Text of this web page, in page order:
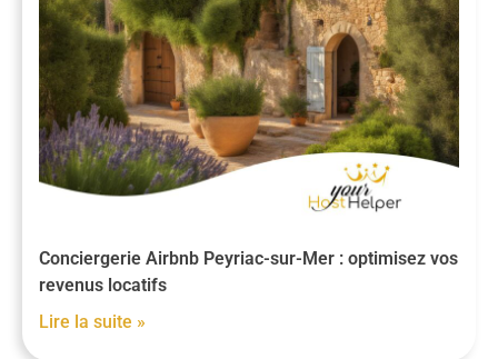
Conciergerie Airbnb Peyriac-sur-Mer : optimisez vos
revenus locatifs
Lire la suite »